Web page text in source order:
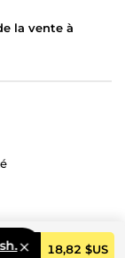
18,82 $US
la vente à